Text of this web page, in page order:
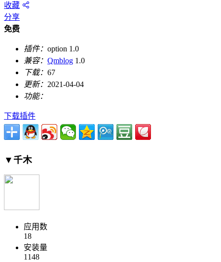
收藏
分享
免费
插件： option 1.0
兼容： Qmblog 1.0
下载： 67
更新： 2021-04-04
功能：
下载插件
▼ 千木
应用数
18
安装量
1148